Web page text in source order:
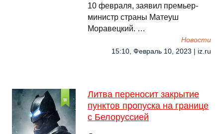
10 февраля, заявил премьер-
министр страны Матеуш
Моравецкий. …
Новости
15:10, Февраль 10, 2023 | iz.ru
Литва переносит закрытие
пунктов пропуска на границе
с Белоруссией